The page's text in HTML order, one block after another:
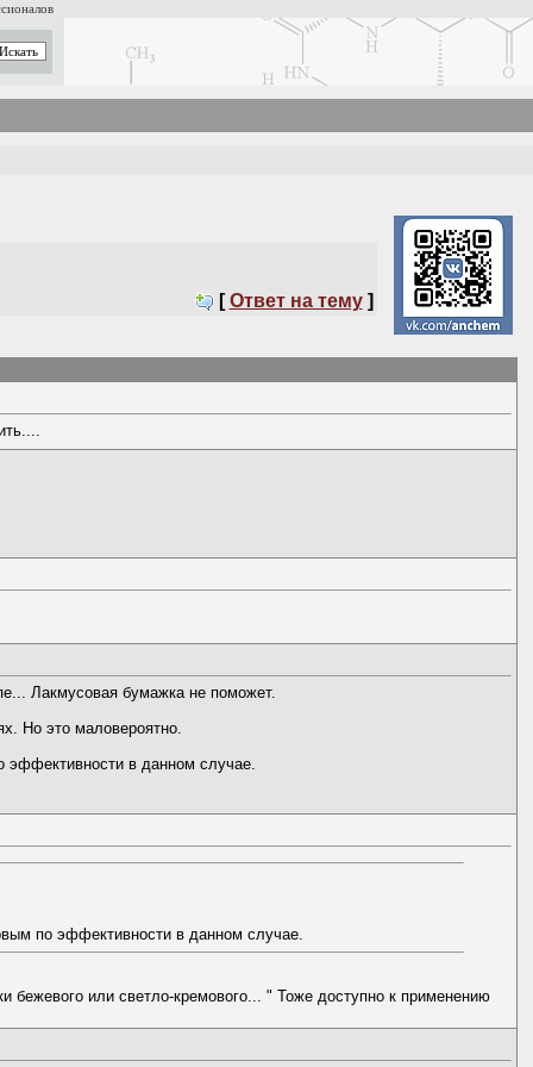
[ Ответ на тему ]
Лакмусовая бумажка не поможет.
Но это маловероятно.
эффективности в данном случае.
по эффективности в данном случае.
бежевого или светло-кремового... " Тоже доступно к применению